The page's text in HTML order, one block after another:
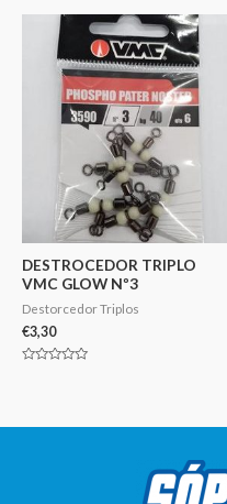
5
DESTROCEDOR TRIPLO
VMC GLOW Nº3
Destorcedor Triplos
€3,30